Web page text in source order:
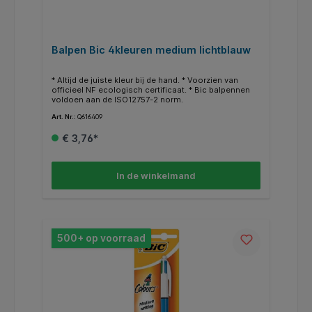
Balpen Bic 4kleuren medium lichtblauw
* Altijd de juiste kleur bij de hand. * Voorzien van
officieel NF ecologisch certificaat. * Bic balpennen
voldoen aan de ISO12757-2 norm.
Art. Nr.: Q616409
€ 3,76*
In de winkelmand
500+ op voorraad